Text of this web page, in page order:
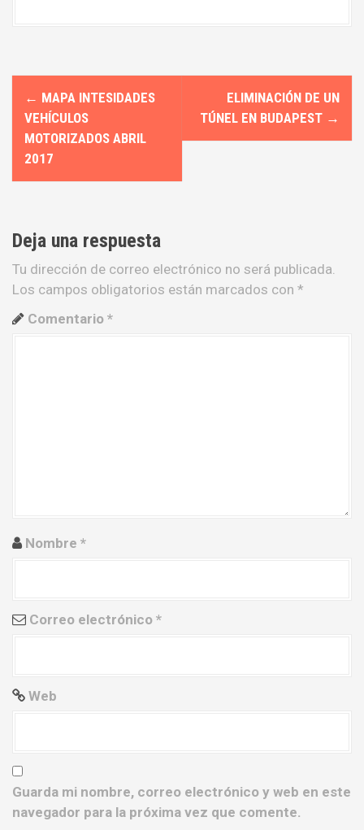
N
a
e
a
c
i
t
d
s
← MAPA INTESIDADES
VEHÍCULOS
MOTORIZADOS ABRIL
2017
ELIMINACIÓN DE UN
TÚNEL EN BUDAPEST →
Deja una respuesta
Tu dirección de correo electrónico no será publicada.
Los campos obligatorios están marcados con *
Comentario *
Nombre *
Correo electrónico *
Web
Guarda mi nombre, correo electrónico y web en este
navegador para la próxima vez que comente.